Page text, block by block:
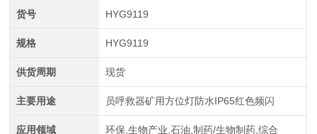
货号 HYG9119
规格 HYG9119
供货周期 现货
主要用途 员呼救器矿用方位灯防水IP65红色频闪
应用领域 环保,生物产业,石油,制药/生物制药,综合